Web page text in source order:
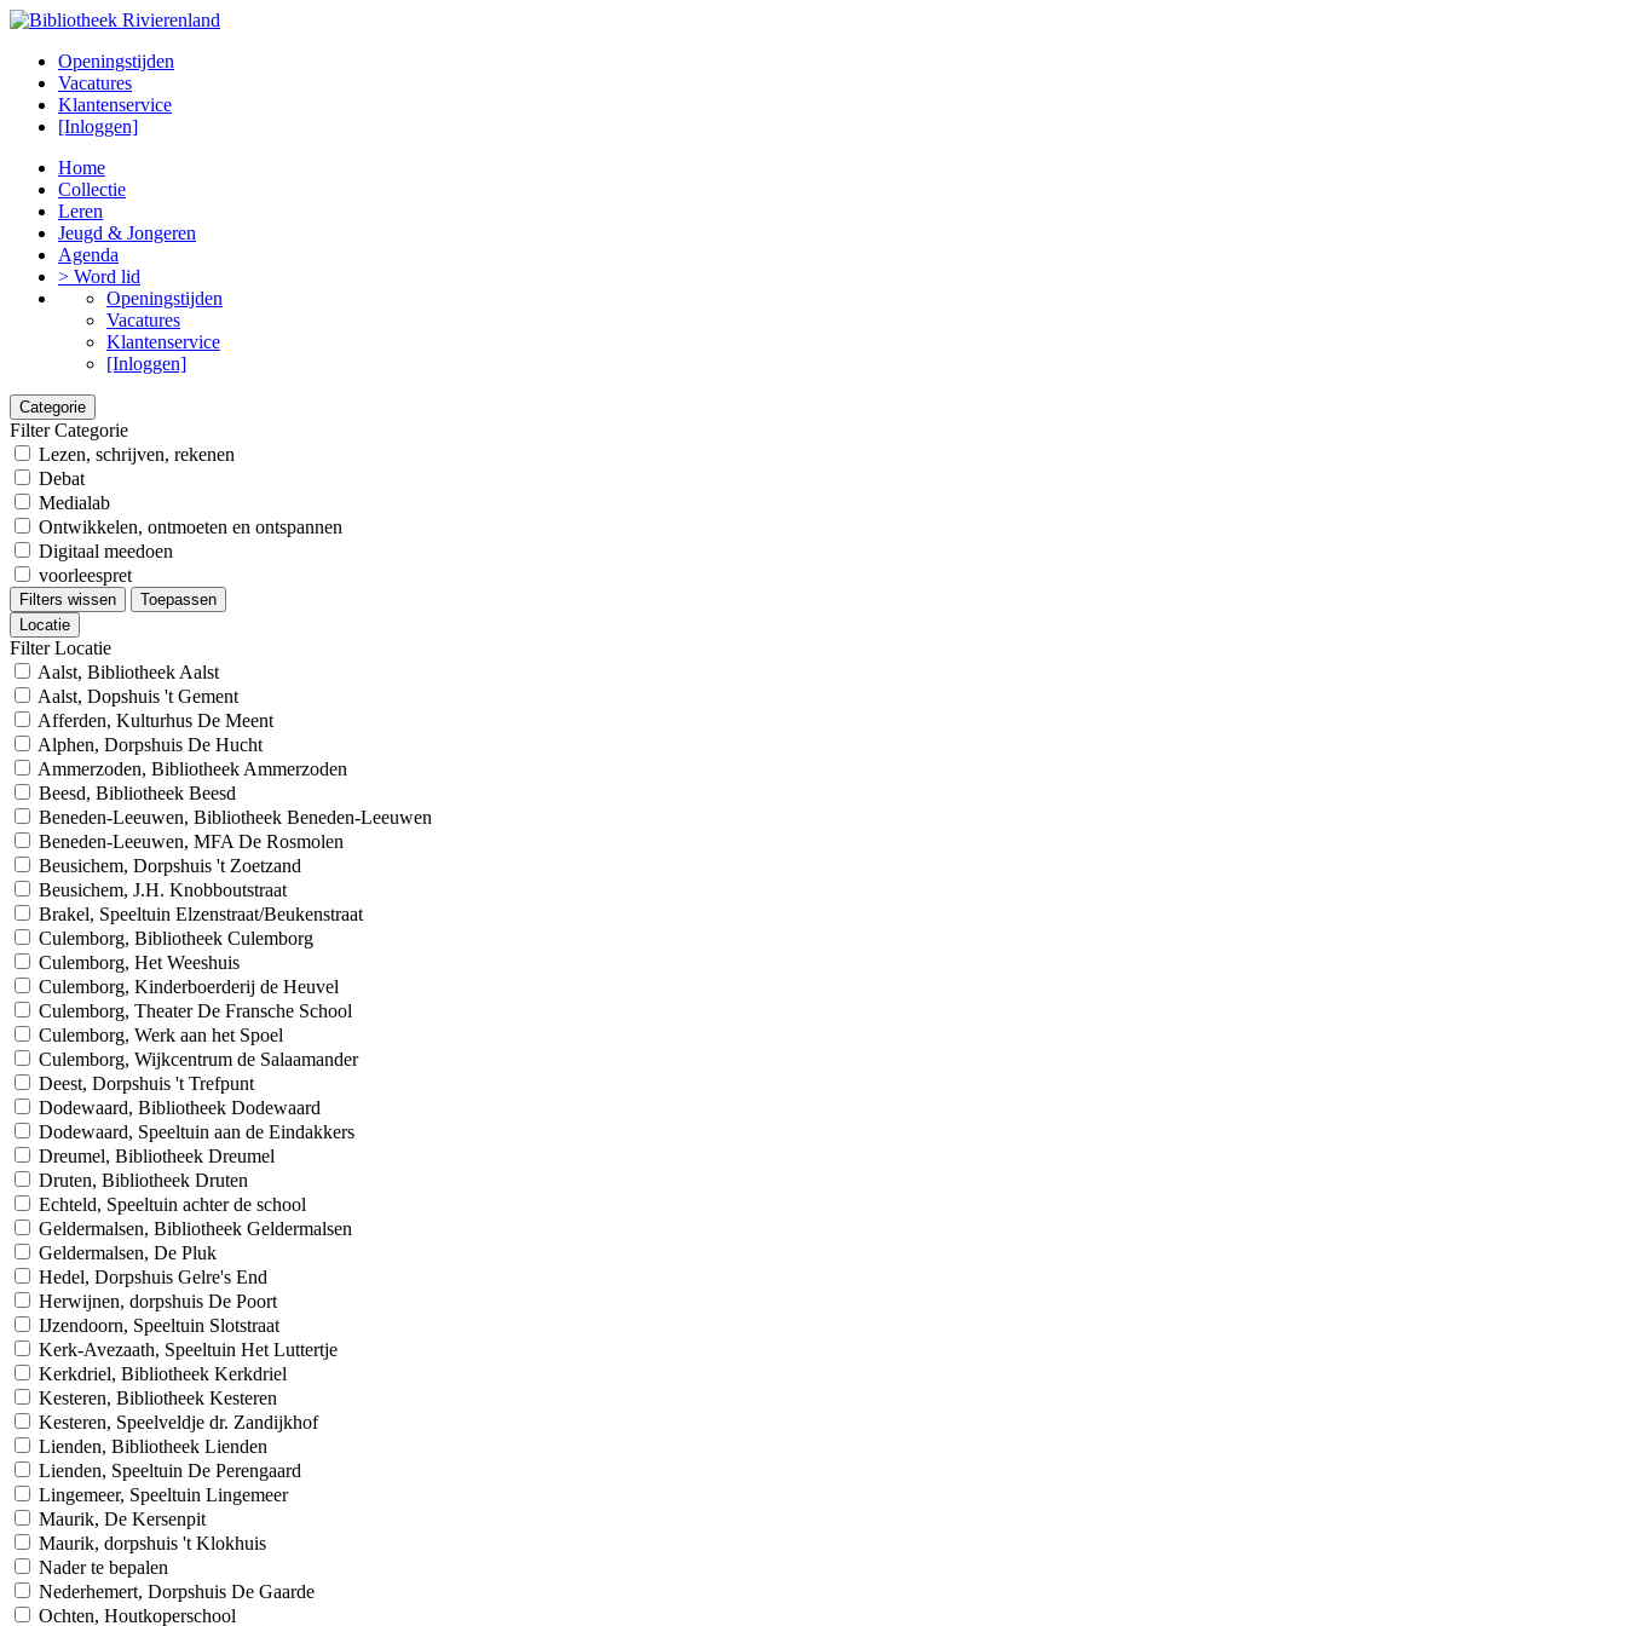
Openingstijden
Vacatures
Klantenservice
[Inloggen]
Home
Collectie
Leren
Jeugd & Jongeren
Agenda
> Word lid
Openingstijden
Vacatures
Klantenservice
[Inloggen]
Categorie
Filter Categorie
Lezen, schrijven, rekenen
Debat
Medialab
Ontwikkelen, ontmoeten en ontspannen
Digitaal meedoen
voorleespret
Filters wissen
Toepassen
Locatie
Filter Locatie
Aalst, Bibliotheek Aalst
Aalst, Dopshuis 't Gement
Afferden, Kulturhus De Meent
Alphen, Dorpshuis De Hucht
Ammerzoden, Bibliotheek Ammerzoden
Beesd, Bibliotheek Beesd
Beneden-Leeuwen, Bibliotheek Beneden-Leeuwen
Beneden-Leeuwen, MFA De Rosmolen
Beusichem, Dorpshuis 't Zoetzand
Beusichem, J.H. Knobboutstraat
Brakel, Speeltuin Elzenstraat/Beukenstraat
Culemborg, Bibliotheek Culemborg
Culemborg, Het Weeshuis
Culemborg, Kinderboerderij de Heuvel
Culemborg, Theater De Fransche School
Culemborg, Werk aan het Spoel
Culemborg, Wijkcentrum de Salaamander
Deest, Dorpshuis 't Trefpunt
Dodewaard, Bibliotheek Dodewaard
Dodewaard, Speeltuin aan de Eindakkers
Dreumel, Bibliotheek Dreumel
Druten, Bibliotheek Druten
Echteld, Speeltuin achter de school
Geldermalsen, Bibliotheek Geldermalsen
Geldermalsen, De Pluk
Hedel, Dorpshuis Gelre's End
Herwijnen, dorpshuis De Poort
IJzendoorn, Speeltuin Slotstraat
Kerk-Avezaath, Speeltuin Het Luttertje
Kerkdriel, Bibliotheek Kerkdriel
Kesteren, Bibliotheek Kesteren
Kesteren, Speelveldje dr. Zandijkhof
Lienden, Bibliotheek Lienden
Lienden, Speeltuin De Perengaard
Lingemeer, Speeltuin Lingemeer
Maurik, De Kersenpit
Maurik, dorpshuis 't Klokhuis
Nader te bepalen
Nederhemert, Dorpshuis De Gaarde
Ochten, Houtkoperschool